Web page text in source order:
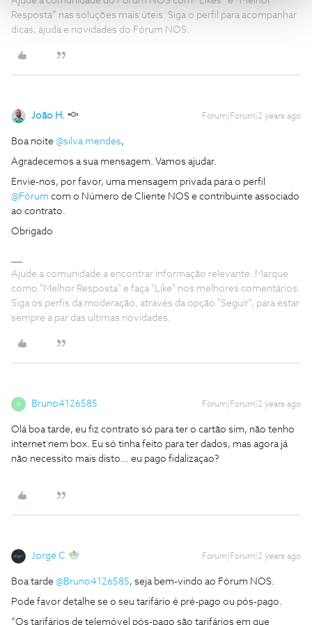
Resposta” nas soluções mais úteis. Siga o perfil para acompanhar
dicas, ajuda e novidades do Fórum NOS.
João H. Forum|Forum|2 years ago
Boa noite @silva mendes,
Agradecemos a sua mensagem. Vamos ajudar.
Envie-nos, por favor, uma mensagem privada para o perfil
@Fórum com o Número de Cliente NOS e contribuinte associado
ao contrato.
Obrigado
Ajude a comunidade a encontrar informação relevante. Marque
como "Melhor Resposta" e faça "Like" nos melhores comentários.
Siga os perfis da moderação, através da opção "Seguir", para estar
sempre a par das ultimas novidades.
B Bruno4126585 Forum|Forum|2 years ago
Olá boa tarde, eu fiz contrato só para ter o cartão sim, não tenho
internet nem box. Eu só tinha feito para ter dados, mas agora já
não necessito mais disto… eu pago fidalizaçao?
Jorge C Forum|Forum|2 years ago
Boa tarde @Bruno4126585, seja bem-vindo ao Fórum NOS.
Pode favor detalhe se o seu tarifário é pré-pago ou pós-pago.
“Os tarifários de telemóvel pós-pago são tarifários em que